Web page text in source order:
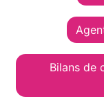
Bilans de